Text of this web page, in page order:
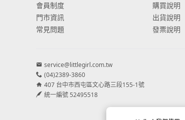
- 日本繡球花
- 重瓣繡球花
配花
- 滿天星⧸木滿天星
會員制度
門市資訊
常見問題
購買說明
出貨說明
發票說明
service@littlegirl.com.tw
(04)2389-3860
407 台中市西屯區文心路三段155-1號
統一編號 52495518